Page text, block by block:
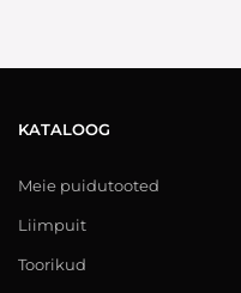
KATALOOG
Meie puidutooted
Liimpuit
Toorikud